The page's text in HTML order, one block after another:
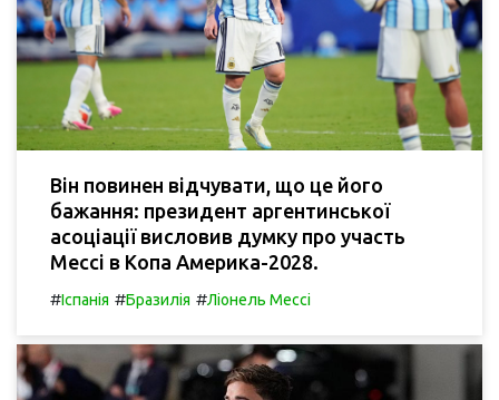
Він повинен відчувати, що це його
бажання: президент аргентинської
асоціації висловив думку про участь
Мессі в Копа Америка-2028.
#Іспанія #Бразилія #Ліонель Мессі